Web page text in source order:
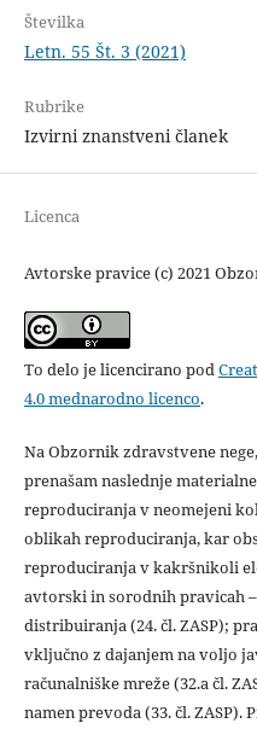
Številka
Letn. 55 Št. 3 (2021)
Rubrike
Izvirni znanstveni članek
Licenca
Avtorske pravice (c) 2021
To delo je licencirano pod
4.0 mednarodno licenco.
Na Obzornik zdravstvene
prenašam naslednje
reproduciranja v neomejeni
oblikah reproduciranja, kar
reproduciranja v kakršnikoli
avtorski in sorodnih pravicah
distribuiranja (24. čl. ZASP);
vključno z dajanjem na voljo
računalniške mreže (32.a čl.
namen prevoda (33. čl. ZASP).